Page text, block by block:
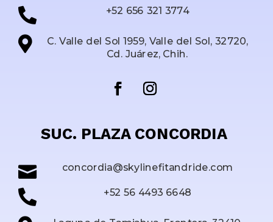
 +52 656 321 3774

C. Valle del Sol 1959, Valle del Sol, 32720,
Cd. Juárez, Chih.
SUC. PLAZA CONCORDIA
 concordia@skylinefitandride.com
 +52 56 4493 6648